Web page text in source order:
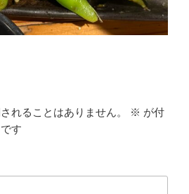
れることはありません。 ※ が付
す